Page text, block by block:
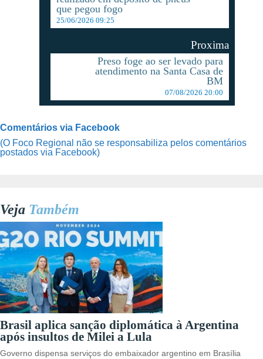
que pegou fogo
25/06/2026 09:25
Proxima
Preso foge ao ser levado para
atendimento na Santa Casa de
BM
07/08/2026 20:00
Comentários via Facebook
(O Foco Regional não se responsabiliza pelos comentários
postados via Facebook)
Veja Também
Brasil aplica sanção diplomática à Argentina
após insultos de Milei a Lula
Governo dispensa serviços do embaixador argentino em Brasília